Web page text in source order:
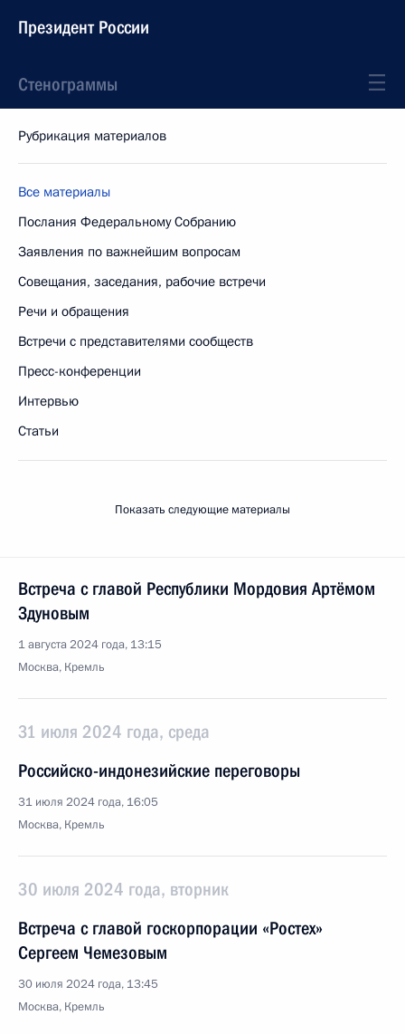
Президент России
Стенограммы
Рубрикация материалов
Все материалы
Послания Федеральному Собранию
Заявления по важнейшим вопросам
Совещания, заседания, рабочие встречи
Речи и обращения
Встречи с представителями сообществ
Пресс-конференции
Интервью
Статьи
Показать следующие материалы
Встреча с главой Республики Мордовия Артёмом
Здуновым
1 августа 2024 года, 13:15
Москва, Кремль
31 июля 2024 года, среда
Российско-индонезийские переговоры
31 июля 2024 года, 16:05
Москва, Кремль
30 июля 2024 года, вторник
Встреча с главой госкорпорации «Ростех»
Сергеем Чемезовым
30 июля 2024 года, 13:45
Москва, Кремль